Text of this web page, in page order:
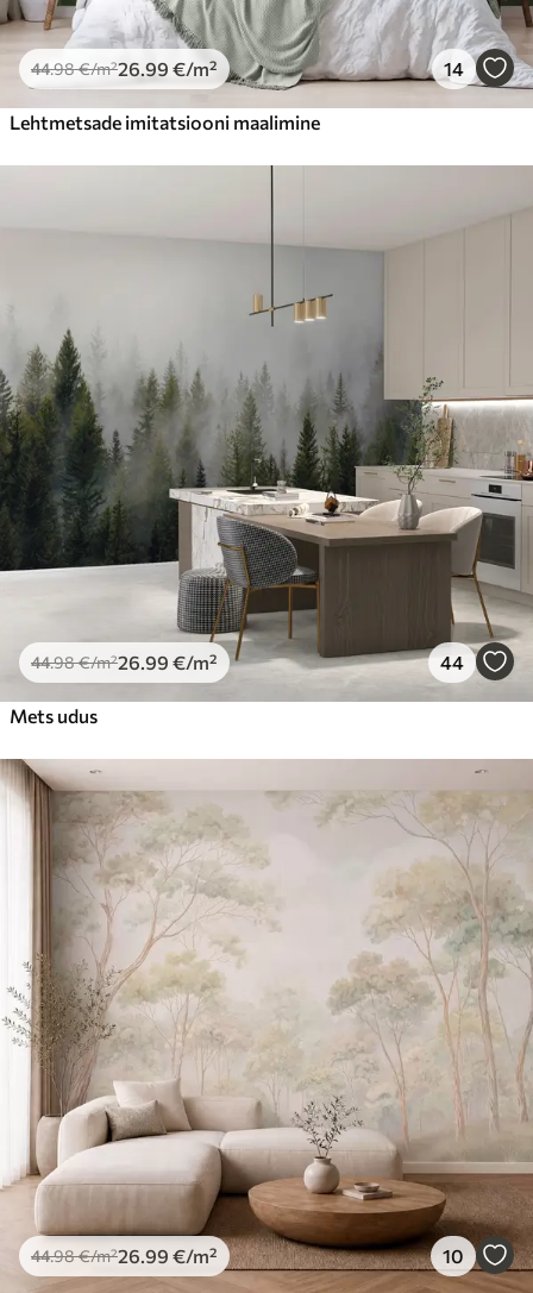
44.98€/m²26 .99 €/m² 14
Lehtmetsade imitatsiooni maalimine
44.98€/m²26 .99 €/m² 44
Mets udus
44.98€/m²26 .99 €/m² 10